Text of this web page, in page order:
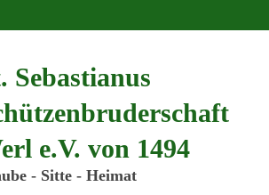
Sebastianus
e.V. von 1494
- Sitte - Heimat